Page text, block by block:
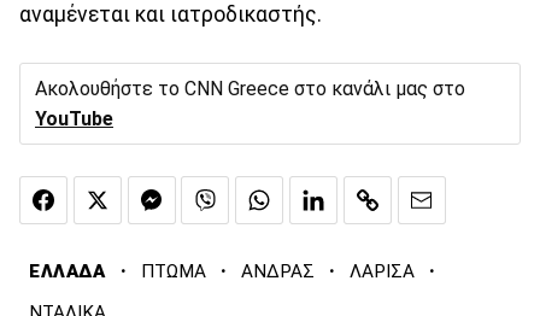
αναμένεται και ιατροδικαστής.
Ακολουθήστε το CNN Greece στο κανάλι μας στο
YouTube
ΕΛΛΑΔΑ · ΠΤΩΜΑ · ΑΝΔΡΑΣ · ΛΑΡΙΣΑ ·